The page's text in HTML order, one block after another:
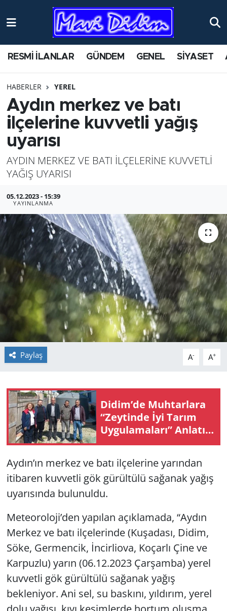
RESMİ İLANLAR GÜNDEM GENEL SİYASET
HABERLER YEREL
Aydın merkez ve batı
ilçelerine kuvvetli yağış
uyarısı
AYDIN MERKEZ VE BATI İLÇELERİNE KUVVETLİ
YAĞIŞ UYARISI
05.12.2023 - 15:39
YAYINLANMA
Paylaş A- A+
Didim’de Muh­tar­la­ra
“Zey­tin­de İyi Tarım
Uy­gu­la­ma­la­rı” An­la­tıl­
dı
Aydın’ın merkez ve batı ilçelerine yarından
itibaren kuvvetli gök gürültülü sağanak yağış
uyarısında bulunuldu.
Meteoroloji’den yapılan açıklamada, “Aydın
Merkez ve batı ilçelerinde (Kuşadası, Didim,
Söke, Germencik, İncirliova, Koçarlı Çine ve
Karpuzlu) yarın (06.12.2023 Çarşamba) yerel
kuvvetli gök gürültülü sağanak yağış
bekleniyor. Ani sel, su baskını, yıldırım, yerel
ANTİK YERLER
AYDIN
BİLİM VE TEKNOLOJİ
ÇEVRE
EĞİTİM
EKONOMİ
GENEL
GÜNDEM
HABERDE İNSAN
KÜLTÜR SANAT
MAGAZİN
POLİTİKA
SAĞLIK
SİYASET
Yerel
Nöbetçi Eczaneler
Namaz Vakitleri
Trafik Durumu
Süper Lig Puan Durumu ve Fikstür
Tüm Manşetler
Son Dakika Haberleri
Haber Arşivi